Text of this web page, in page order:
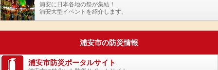
浦安に日本各地の祭が集結！
浦安大型イベントを紹介します。
浦安市の防災情報
浦安市防災ポータルサイト